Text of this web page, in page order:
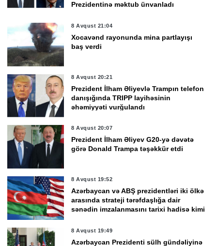
Prezidentinə məktub ünvanladı
8 Avqust 21:04
Xocavənd rayonunda mina partlayışı
baş verdi
8 Avqust 20:21
Prezident İlham Əliyevlə Trampın telefon
danışığında TRIPP layihəsinin
əhəmiyyəti vurğulandı
8 Avqust 20:07
Prezident İlham Əliyev G20-yə dəvətə
görə Donald Trampa təşəkkür etdi
8 Avqust 19:52
Azərbaycan və ABŞ prezidentləri iki ölkə
arasında strateji tərəfdaşlığa dair
sənədin imzalanmasını tarixi hadisə kimi
8 Avqust 19:49
Azərbaycan Prezidenti sülh gündəliyinə